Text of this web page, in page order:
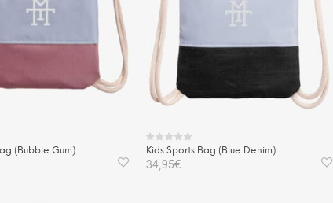
(Bubble Gum) Kids Sports Bag (Blue Denim)
34,95€